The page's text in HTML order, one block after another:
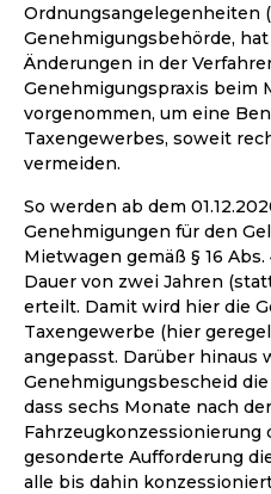
Ordnungsangelegenheiten
Genehmigungsbehörde,
Änderungen in der
Genehmigungspraxis beim
vorgenommen, um eine
Taxengewerbes, soweit
vermeiden.
So werden ab dem
Genehmigungen für den
Mietwagen gemäß § 16
Dauer von zwei Jahren
erteilt. Damit wird hier die
Taxengewerbe (hier
angepasst. Darüber hinaus
Genehmigungsbescheid
dass sechs Monate nach
Fahrzeugkonzessionierung
gesonderte Aufforderung
alle bis dahin